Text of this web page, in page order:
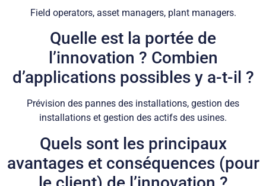
Field operators, asset managers, plant managers.
Quelle est la portée de
l’innovation ? Combien
d’applications possibles y a-t-il ?
Prévision des pannes des installations, gestion des
installations et gestion des actifs des usines.
Quels sont les principaux
avantages et conséquences (pour